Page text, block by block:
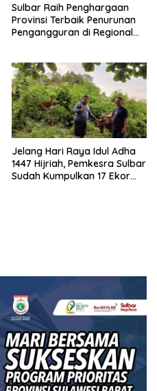
Sulbar Raih Penghargaan
Provinsi Terbaik Penurunan
Pengangguran di Regional
Jelang Hari Raya Idul Adha
1447 Hijriah, Pemkesra Sulbar
Sudah Kumpulkan 17 Ekor